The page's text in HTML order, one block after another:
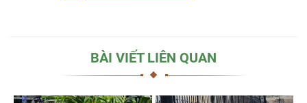
BÀI VIẾT LIÊN QUAN